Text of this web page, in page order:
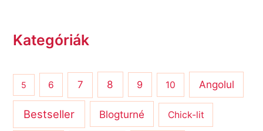
Kategóriák
5 6 7 8 9 10 Angolul
Bestseller Blogturné Chick-lit